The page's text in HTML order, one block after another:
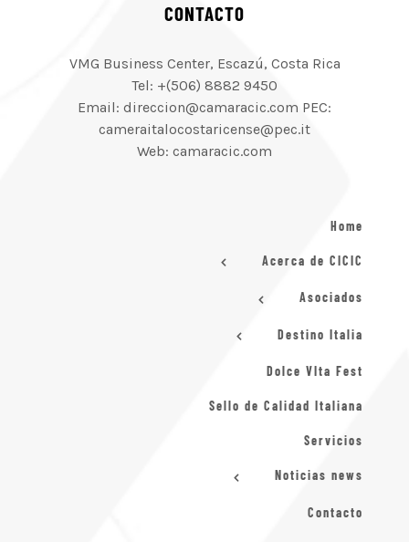
CONTACTO
VMG Business Center, Escazú, Costa Rica
Tel: +(506) 8882 9450
Email: direccion@camaracic.com PEC:
cameraitalocostaricense@pec.it
Web: camaracic.com
Home
Acerca de CICIC
Asociados
Destino Italia
Dolce VIta Fest
Sello de Calidad Italiana
Servicios
Noticias news
Contacto